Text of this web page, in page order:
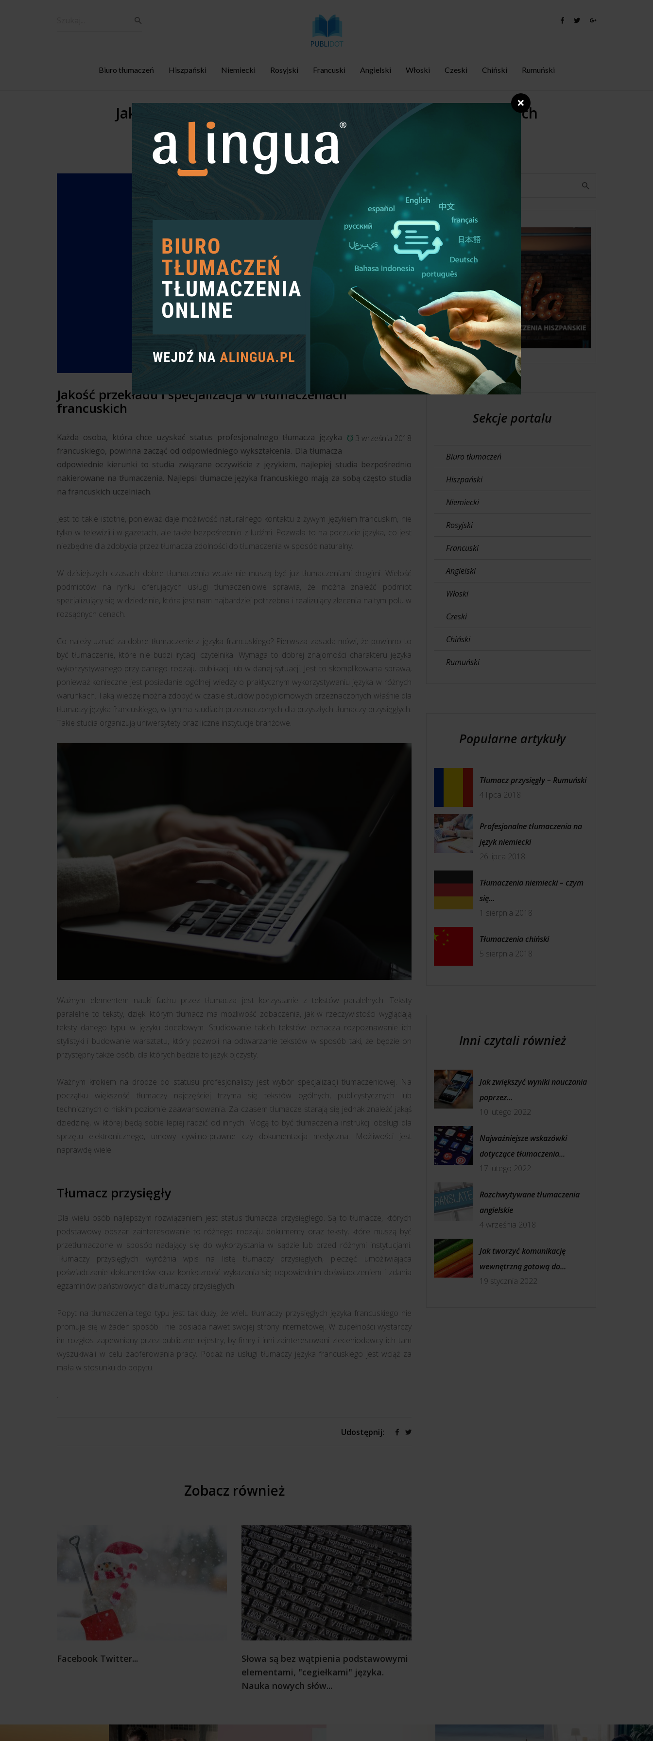
Biuro tłumaczeń Hiszpański Niemiecki Rosyjski Francuski Angielski Włoski Czeski Chiński Rumuński
Jakość przekładu i specjalizacja w tłumaczeniach francuskich
Strona główna/Francuski
Jakość przekładu i specjalizacja w tłumaczeniach
francuskich
3 września 2018
Każda osoba, która chce uzyskać status profesjonalnego tłumacza języka
francuskiego, powinna zacząć od odpowiedniego wykształcenia. Dla tłumacza
odpowiednie kierunki to studia związane oczywiście z językiem, najlepiej studia bezpośrednio
nakierowane na tłumaczenia. Najlepsi tłumacze języka francuskiego mają za sobą często studia
na francuskich uczelniach.
Jest to takie istotne, ponieważ daje możliwość naturalnego kontaktu z żywym językiem francuskim, nie
tylko w telewizji i w gazetach, ale także bezpośrednio z ludźmi. Pozwala to na poczucie języka, co jest
niezbędne dla zdobycia przez tłumacza zdolności do tłumaczenia w sposób naturalny.
W dzisiejszych czasach dobre tłumaczenia wcale nie muszą być już tłumaczeniami drogimi. Wielość
podmiotów na rynku oferujących usługi tłumaczeniowe sprawia, że można znaleźć podmiot
specjalizujący się w dziedzinie, która jest nam najbardziej potrzebna i realizujący zlecenia na tym polu w
rozsądnych cenach.
Co należy uznać za dobre tłumaczenie z języka francuskiego? Pierwsza zasada mówi, że powinno to
być tłumaczenie, które nie budzi irytacji czytelnika. Wymaga to dobrej znajomości charakteru języka
wykorzystywanego przy danego rodzaju publikacji lub w danej sytuacji. Jest to skomplikowana sprawa,
ponieważ konieczne jest posiadanie ogólnej wiedzy o praktycznym wykorzystywaniu języka w różnych
warunkach. Taką wiedzę można zdobyć w czasie studiów podyplomowych przeznaczonych właśnie dla
tłumaczy języka francuskiego, w tym na studiach przeznaczonych dla przyszłych tłumaczy przysięgłych.
Takie studia organizują uniwersytety oraz liczne instytucje branżowe.
Ważnym elementem nauki fachu przez tłumacza jest korzystanie z tekstów paralelnych. Teksty
paralelne to teksty, dzięki którym tłumacz ma możliwość zobaczenia, jak w rzeczywistości wyglądają
teksty danego typu w języku docelowym. Studiowanie takich tekstów oznacza rozpoznawanie ich
stylistyki i budowanie warsztatu, który pozwoli na odtwarzanie tekstów w sposób taki, że będzie on
przystępny także osób, dla których będzie to język ojczysty.
Ważnym krokiem na drodze do statusu profesjonalisty jest wybór specjalizacji tłumaczeniowej. Na
początku większość tłumaczy najczęściej trzyma się tekstów ogólnych, publicystycznych lub
technicznych o niskim poziomie zaawansowania. Za czasem tłumacze starają się jednak znaleźć jakąś
dziedzinę, w której będą sobie lepiej radzić od innych. Mogą to być tłumaczenia instrukcji obsługi dla
sprzętu elektronicznego, umowy cywilno-prawne czy dokumentacja medyczna. Możliwości jest
naprawdę wiele
Tłumacz przysięgły
Dla wielu osób najlepszym rozwiązaniem jest status tłumacza przysięgłego. Są to tłumacze, których
podstawowy obszar zainteresowanie to różnego rodzaju dokumenty oraz teksty, które muszą być
przetłumaczone w sposób nadający się do wykorzystania w sądzie lub przed różnymi instytucjami.
Tłumaczy przysięgłych wyróżnia wpis na listę tłumaczy przysięgłych, pieczęć umożliwiająca
poświadczanie dokumentów oraz konieczność wykazania się odpowiednim doświadczeniem i zdania
egzaminów państwowych dla tłumaczy przysięgłych.
Popyt na tłumaczenia tego typu jest tak duży, że wielu tłumaczy przysięgłych języka francuskiego nie
promuje się w żaden sposób i nie posiada nawet swojej strony internetowej. W zupełności wystarczy
im rozgłos zapewniany przez publiczne rejestry, by firmy i inni zainteresowani zleceniodawcy ich tam
wyszukiwali w celu zaoferowania pracy. Podaż na usługi tłumaczy języka francuskiego jest wciąż za
mała w stosunku do popytu.
.
Udostępnij:
Zobacz również
Facebook Twitter...
Słowa są bez wątpienia podstawowymi
elementami, "cegiełkami" języka.
Nauka nowych słów...
Sekcje portalu
Biuro tłumaczeń
Hiszpański
Niemiecki
Rosyjski
Francuski
Angielski
Włoski
Czeski
Chiński
Rumuński
Popularne artykuły
Tłumacz przysięgły – Rumuński
4 lipca 2018
Profesjonalne tłumaczenia na
język niemiecki
26 lipca 2018
Tłumaczenia niemiecki – czym
się...
1 sierpnia 2018
Tłumaczenia chiński
5 sierpnia 2018
Inni czytali również
Jak zwiększyć wyniki nauczania
poprzez...
10 lutego 2022
Najważniejsze wskazówki
dotyczące tłumaczenia...
17 lutego 2022
Rozchwytywane tłumaczenia
angielskie
4 września 2018
Jak tworzyć komunikację
wewnętrzną gotową do...
19 stycznia 2022
❌